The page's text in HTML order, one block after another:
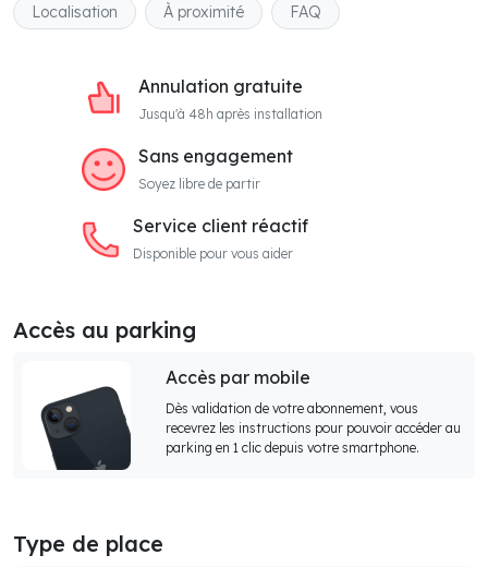
Localisation
À proximité FAQ
Annulation gratuite
Jusqu'à 48h après installation
Sans engagement
Soyez libre de partir
Service client réactif
Disponible pour vous aider
Accès au parking
Accès par mobile
Dès validation de votre abonnement, vous
recevrez les instructions pour pouvoir accéder au
parking en 1 clic depuis votre smartphone.
Type de place